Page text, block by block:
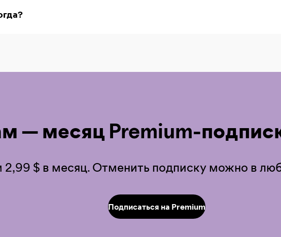
— месяц Premium-
2,99 $ в месяц. Отменить подписку можно в
Подписаться на Premium